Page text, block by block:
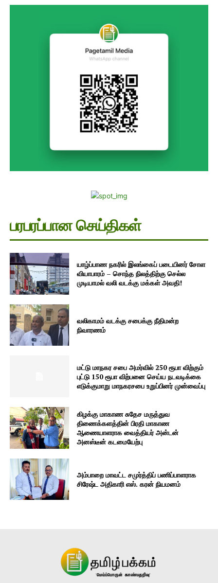
பரபரப்பான செய்திகள்
யாழ்ப்பாண நகரில் இலங்கைப் படையினர் சோள
வியாபாரம் – சொந்த நிலத்திற்கு செல்ல
முடியாமல் வலி வடக்கு மக்கள் அவதி!
வலிகாமம் வடக்கு சபைக்கு நீதிமன்ற
நிவாரணம்
மட்டு மாநகர சபை அமர்வில் 250 ரூபா விற்கும்
புட்டு 150 ரூபா விற்பனை செய்ய நடவடிக்கை
எடுக்குமாறு மாநகரசபை உறுப்பினர் முன்வைப்பு
கிழக்கு மாகாண சுதேச மருத்துவ
திணைக்களத்தின் பிரதி மாகாண
ஆணையாளராக வைத்தியர் அன்டன்
அனஸ்டீன் கடமையேற்பு
அம்பாறை மாவட்ட சமுர்த்திப் பணிப்பாளராக
சிரேஷ்ட அதிகாரி எஸ். கரன் நியமனம்